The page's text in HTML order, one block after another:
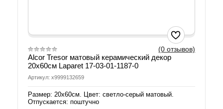
(0 отзывов)
Alcor Tresor матовый керамический декор
20x60см Laparet 17-03-01-1187-0
Артикул: х9999132659
Размер: 20х60см. Цвет: светло-серый матовый.
Отпускается: поштучно